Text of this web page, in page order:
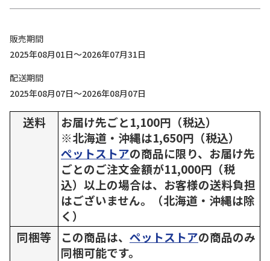
販売期間
2025年08月01日～2026年07月31日
配送期間
2025年08月07日～2026年08月07日
送料
お届け先ごと1,100円（税込）
※北海道・沖縄は1,650円（税込）
ペットストアの商品に限り、お届け先
ごとのご注文金額が11,000円（税
込）以上の場合は、お客様の送料負担
はございません。（北海道・沖縄は除
く）
同梱等
この商品は、 ペットストアの商品のみ
同梱可能です。